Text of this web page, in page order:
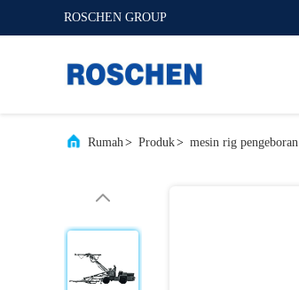
ROSCHEN GROUP
Rumah> Produk> mesin rig pengeboran